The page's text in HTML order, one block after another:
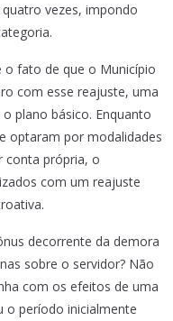
vezes, impondo
o fato de que o Município
com esse reajuste, uma
plano básico. Enquanto
optaram por modalidades
própria, o
com um reajuste
decorrente da demora
sobre o servidor? Não
com os efeitos de uma
o período inicialmente